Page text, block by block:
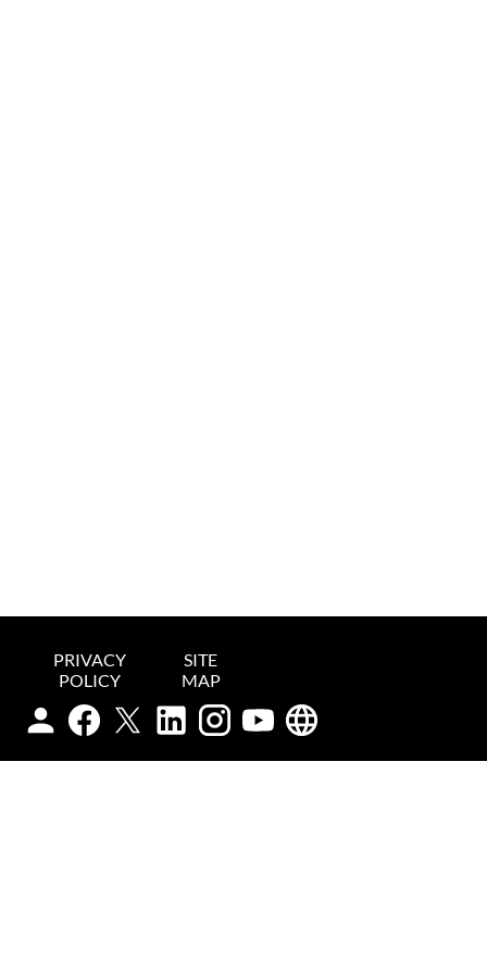
PRIVACY
POLICY
SITE
MAP